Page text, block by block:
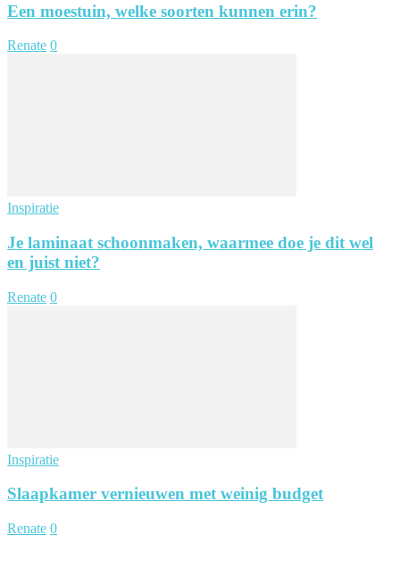
Een moestuin, welke soorten kunnen erin?
Renate 0
Inspiratie
Je laminaat schoonmaken, waarmee doe je dit wel
en juist niet?
Renate 0
Inspiratie
Slaapkamer vernieuwen met weinig budget
Renate 0